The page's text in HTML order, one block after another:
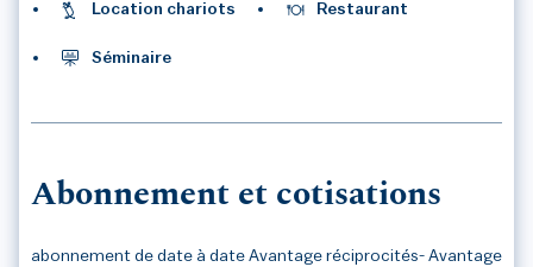
Location chariots Restaurant
Séminaire
Abonnement et cotisations
abonnement de date à date Avantage réciprocités- Avantage